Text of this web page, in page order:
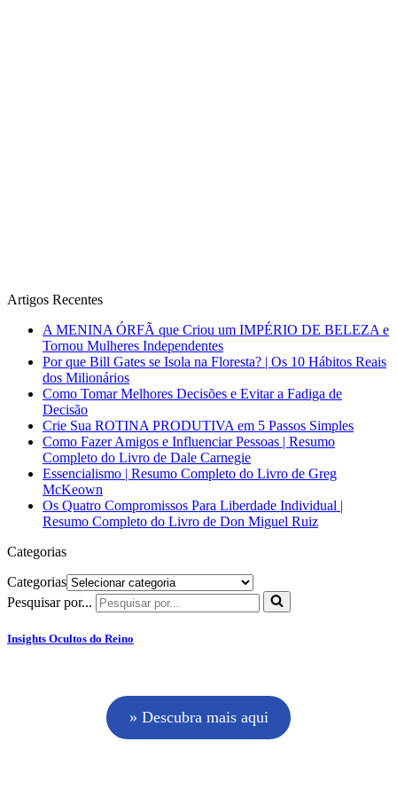
Artigos Recentes
A MENINA ÓRFÃ que Criou um IMPÉRIO DE BELEZA e
Tornou Mulheres Independentes
Por que Bill Gates se Isola na Floresta? | Os 10 Hábitos Reais
dos Milionários
Como Tomar Melhores Decisões e Evitar a Fadiga de
Decisão
Crie Sua ROTINA PRODUTIVA em 5 Passos Simples
Como Fazer Amigos e Influenciar Pessoas | Resumo
Completo do Livro de Dale Carnegie
Essencialismo | Resumo Completo do Livro de Greg
McKeown
Os Quatro Compromissos Para Liberdade Individual |
Resumo Completo do Livro de Don Miguel Ruiz
Categorias
Categorias
Pesquisar por...
Insights Ocultos do Reino
» Descubra mais aqui